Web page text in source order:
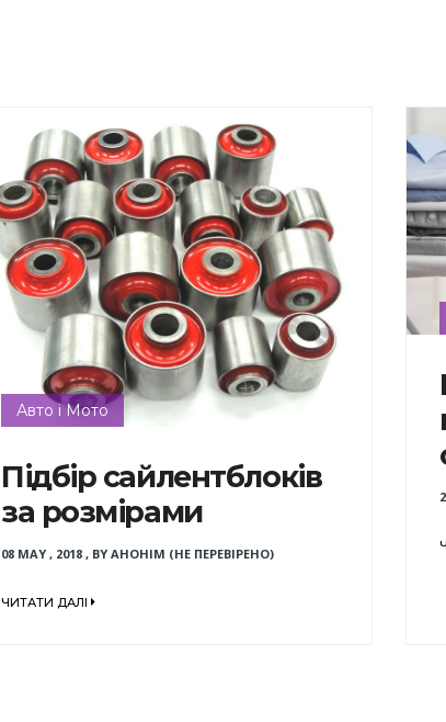
Авто і Мото
Підбір сайлентблоків
за розмірами
08 MAY , 2018, BY АНОНІМ (НЕ ПЕРЕВІРЕНО)
ЧИТАТИ ДАЛІ